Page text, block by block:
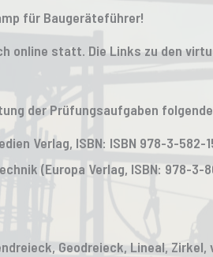
für Baugeräteführer!
online statt. Die Links zu den
der Prüfungsaufgaben
Verlag, ISBN: ISBN 978-3-582-
(Europa Verlag, ISBN: 978-3-
Geodreieck, Lineal,